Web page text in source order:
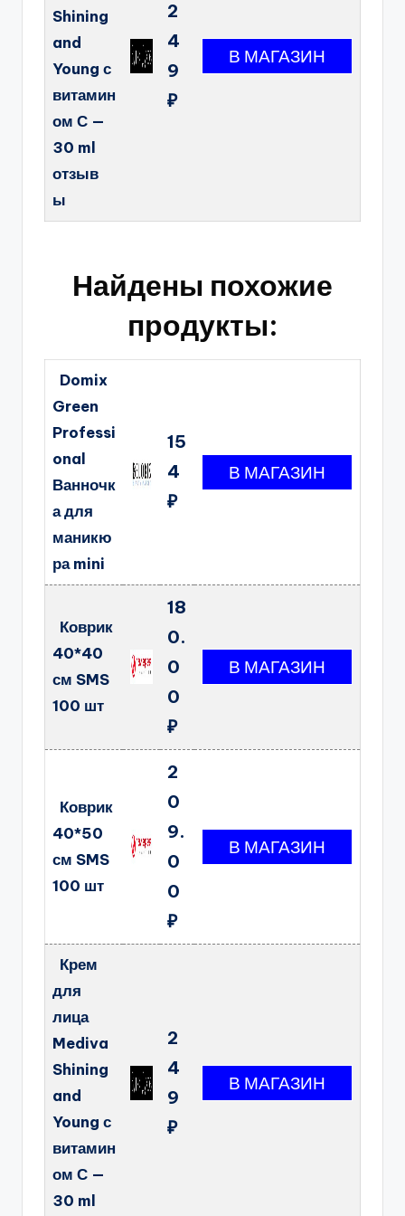
Shining
and
Young с
витамин
ом С —
30 ml
отзыв
ы
2
4
9
₽
Найдены похожие
продукты:
Domix
Green
Professi
onal
Ванночк
а для
маникю
ра mini
15
4
₽
Коврик
40*40
см SMS
100 шт
18
0.
0
0
₽
Коврик
40*50
см SMS
100 шт
2
0
9.
0
0
₽
Крем
для
лица
Mediva
Shining
and
Young с
витамин
ом С —
30 ml
2
4
9
₽